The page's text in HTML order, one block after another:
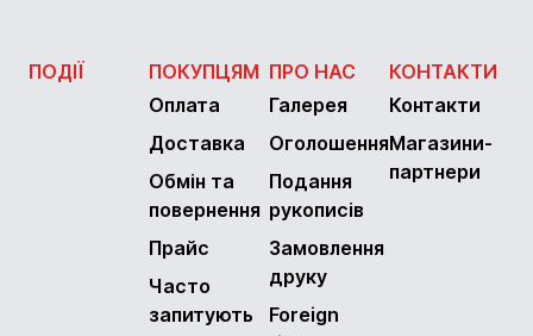
ПОДІЇ
ПОКУПЦЯМ
Оплата
Доставка
Обмін та
повернення
Прайс
Часто
запитують
ПРО НАС
Галерея
Оголошення
Подання
рукописів
Замовлення
друку
Foreign
КОНТАКТИ
Контакти
Магазини-
партнери